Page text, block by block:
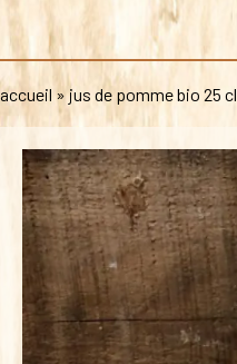
accueil »jus de pomme bio 25 cl